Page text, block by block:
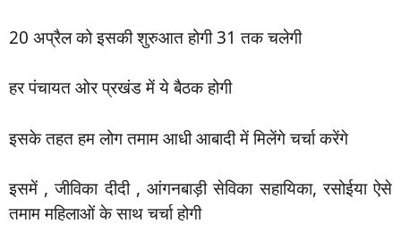
20 अप्रैल को इसकी शुरुआत होगी 31 तक चलेगी
हर पंचायत ओर प्रखंड में ये बैठक होगी
इसके तहत हम लोग तमाम आधी आबादी में मिलेंगे चर्चा करेंगे
इसमें , जीविका दीदी , आंगनबाड़ी सेविका सहायिका, रसोईया ऐसे
तमाम महिलाओं के साथ चर्चा होगी